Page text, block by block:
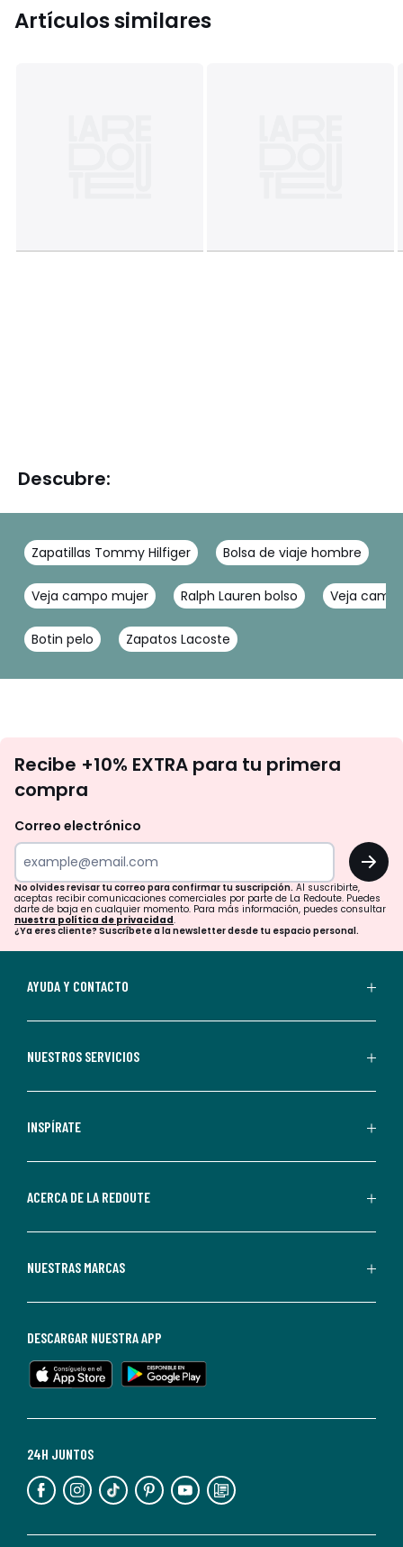
Artículos similares
Descubre:
Zapatillas Tommy Hilfiger Bolsa de viaje hombre
Veja campo mujer Ralph Lauren bolso Veja
Botin pelo Zapatos Lacoste
te
tu
para
confirmar
tu
suscripción.
aceptas
comerciales
personalizadas
parte
Redoute.
de
en
cualquier
Para
información,
puedes
Recibe +10% EXTRA para tu primera
compra
Correo electrónico
OK
No olvides revisar tu correo para confirmar tu suscripción. Al suscribirte,
aceptas recibir comunicaciones comerciales por parte de La Redoute. Puedes
darte de baja en cualquier momento. Para más información, puedes consultar
nuestra política de privacidad.
¿Ya eres cliente? Suscríbete a la newsletter desde tu espacio personal.
AYUDA Y CONTACTO
NUESTROS SERVICIOS
INSPÍRATE
ACERCA DE LA REDOUTE
NUESTRAS MARCAS
24H JUNTOS
DESCARGAR NUESTRA APP